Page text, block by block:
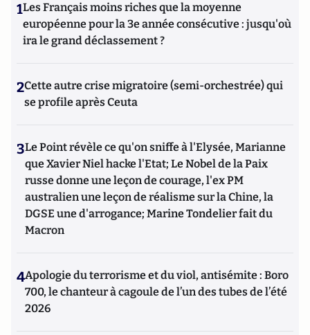
1Les Français moins riches que la moyenne
européenne pour la 3e année consécutive : jusqu'où
ira le grand déclassement ?
2Cette autre crise migratoire (semi-orchestrée) qui
se profile après Ceuta
3Le Point révèle ce qu'on sniffe à l'Elysée, Marianne
que Xavier Niel hacke l'Etat; Le Nobel de la Paix
russe donne une leçon de courage, l'ex PM
australien une leçon de réalisme sur la Chine, la
DGSE une d'arrogance; Marine Tondelier fait du
Macron
4Apologie du terrorisme et du viol, antisémite : Boro
700, le chanteur à cagoule de l’un des tubes de l’été
2026